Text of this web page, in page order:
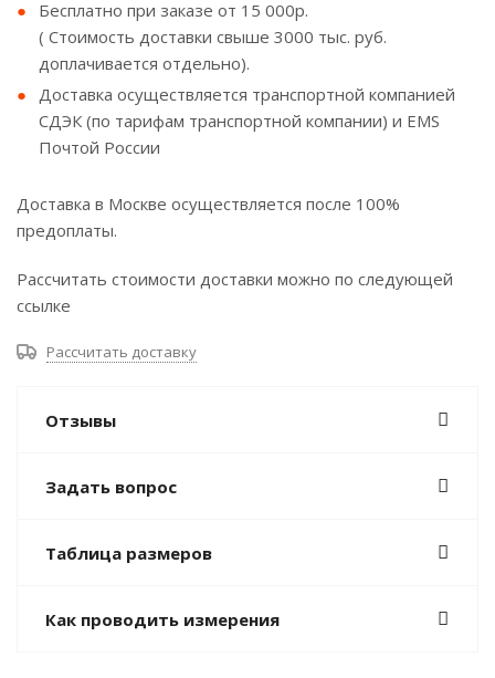
Бесплатно при заказе от 15 000р.
( Стоимость доставки свыше 3000 тыс. руб.
доплачивается отдельно).
Доставка осуществляется транспортной компанией
СДЭК (по тарифам транспортной компании) и EMS
Почтой России
Доставка в Москве осуществляется после 100%
предоплаты.
Рассчитать стоимости доставки можно по следующей
ссылке
Рассчитать доставку
Отзывы
Задать вопрос
Таблица размеров
Как проводить измерения